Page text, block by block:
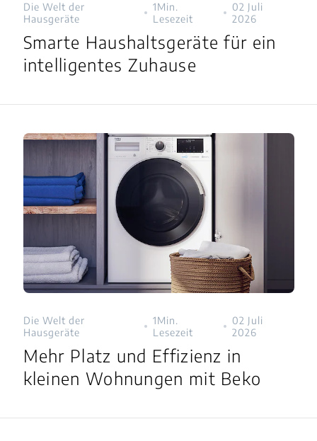
Die Welt der
Hausgeräte
1Min.
Lesezeit
02 Juli
2026
Smarte Haushaltsgeräte für ein
intelligentes Zuhause
Die Welt der
Hausgeräte
1Min.
Lesezeit
02 Juli
2026
Mehr Platz und Effizienz in
kleinen Wohnungen mit Beko